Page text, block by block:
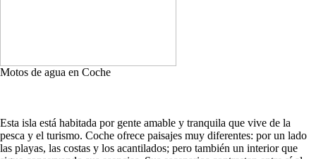
Motos de agua en Coche
Esta isla está habitada por gente amable y tranquila que vive de la
pesca y el turismo. Coche ofrece paisajes muy diferentes: por un lado
las playas, las costas y los acantilados; pero también un interior que